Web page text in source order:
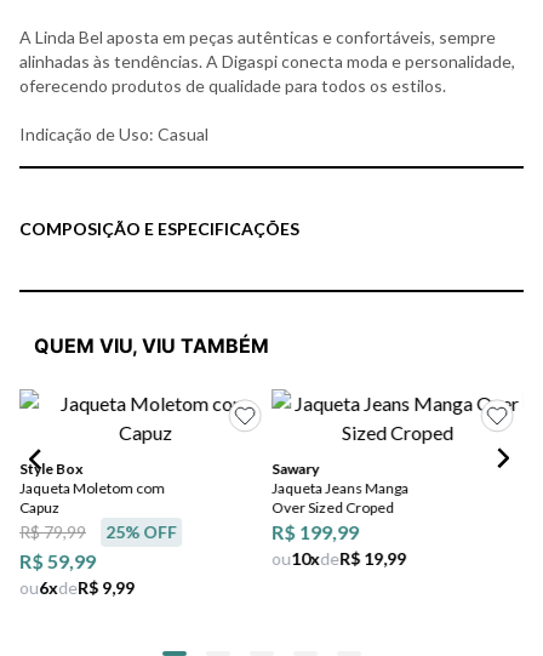
A Linda Bel aposta em peças autênticas e confortáveis, sempre
alinhadas às tendências. A Digaspi conecta moda e personalidade,
oferecendo produtos de qualidade para todos os estilos.
Indicação de Uso: Casual
COMPOSIÇÃO E ESPECIFICAÇÕES
QUEM VIU, VIU TAMBÉM
Style Box
Jaqueta Moletom com
Capuz
R$ 59,99
R$ 79,99 25% OFF
ou6xdeR$ 9,99
Sawary
Jaqueta Jeans Manga
Over Sized Croped
R$ 199,99
ou10xdeR$ 19,99